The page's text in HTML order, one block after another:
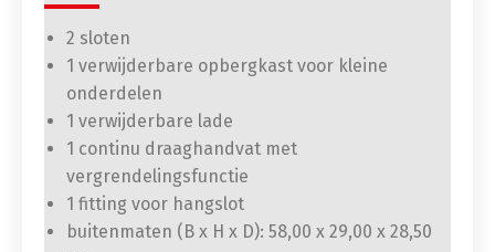
2 sloten
1 verwijderbare opbergkast voor kleine
onderdelen
1 verwijderbare lade
1 continu draaghandvat met
vergrendelingsfunctie
1 fitting voor hangslot
buitenmaten (B x H x D): 58,00 x 29,00 x 28,50